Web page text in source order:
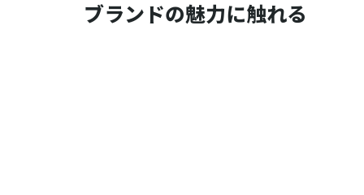
ブランドの魅力に触れる